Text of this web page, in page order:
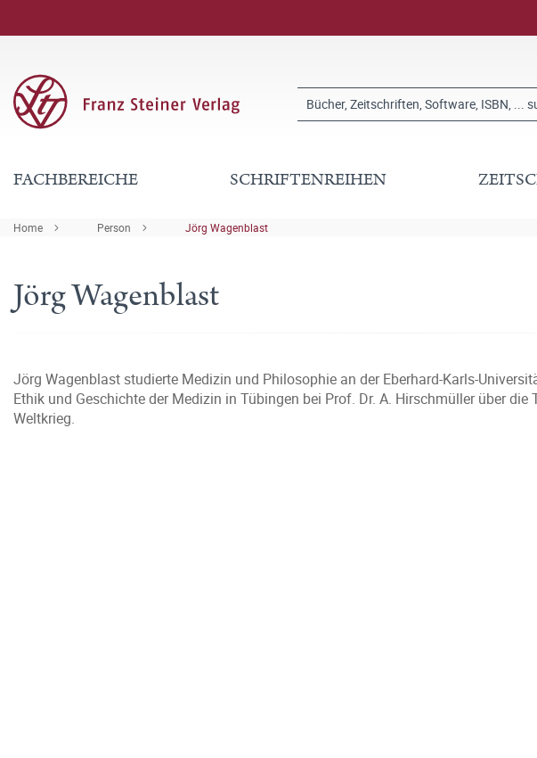
FACHBEREICHE SCHRIFTENREIHEN
Home Person Jörg Wagenblast
Jörg Wagenblast
Jörg Wagenblast studierte Medizin und Philosophie an der Eberhard-Karls-
Ethik und Geschichte der Medizin in Tübingen bei Prof. Dr. A. Hirschmüller über
Weltkrieg.